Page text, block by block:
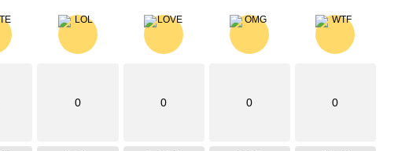
0 0 0 0